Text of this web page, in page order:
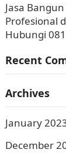
Jasa
Profesional
Hubungi
Recent
Archives
January
December